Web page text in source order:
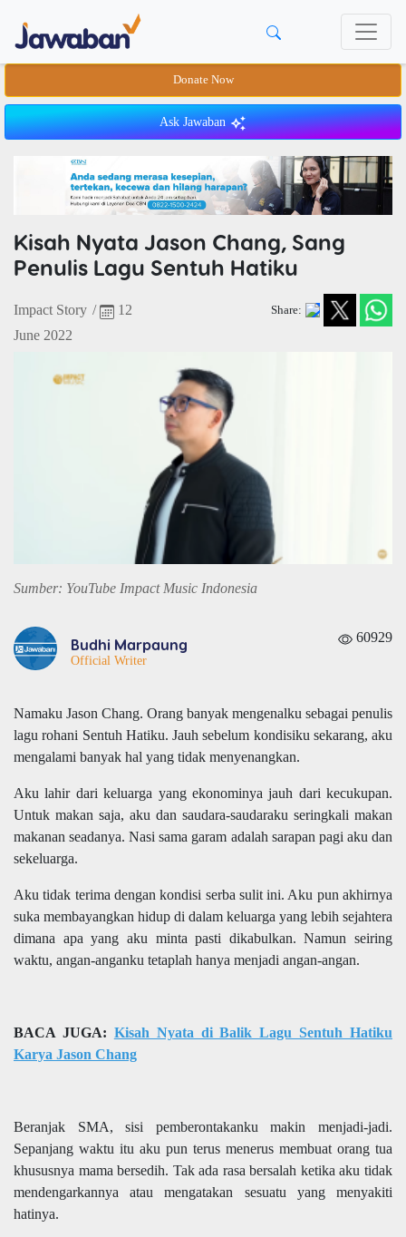
Donate Now
Ask Jawaban
Kisah Nyata Jason Chang, Sang
Penulis Lagu Sentuh Hatiku
Impact Story /
12
June 2022
Share:
Sumber: YouTube Impact Music Indonesia
Budhi Marpaung
Official Writer
60929
Namaku Jason Chang. Orang banyak mengenalku sebagai penulis
lagu rohani Sentuh Hatiku. Jauh sebelum kondisiku sekarang, aku
mengalami banyak hal yang tidak menyenangkan.
Aku lahir dari keluarga yang ekonominya jauh dari kecukupan.
Untuk makan saja, aku dan saudara-saudaraku seringkali makan
makanan seadanya. Nasi sama garam adalah sarapan pagi aku dan
sekeluarga.
Aku tidak terima dengan kondisi serba sulit ini. Aku pun akhirnya
suka membayangkan hidup di dalam keluarga yang lebih sejahtera
dimana apa yang aku minta pasti dikabulkan. Namun seiring
waktu, angan-anganku tetaplah hanya menjadi angan-angan.
BACA JUGA: Kisah Nyata di Balik Lagu Sentuh Hatiku
Karya Jason Chang
Beranjak SMA, sisi pemberontakanku makin menjadi-jadi.
Sepanjang waktu itu aku pun terus menerus membuat orang tua
khususnya mama bersedih. Tak ada rasa bersalah ketika aku tidak
mendengarkannya atau mengatakan sesuatu yang menyakiti
hatinya.